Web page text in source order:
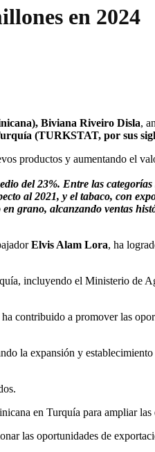
en 2024
Biviana Riveiro Disla,
(TURKSTAT, por sus
productos y aumentando el
del 23%. Entre las categorías
al 2021, y el tabaco, con
grano, alcanzando ventas
Elvis Alam Lora, ha
incluyendo el Ministerio de
contribuido a promover las
la expansión y
en Turquía para ampliar
las oportunidades de